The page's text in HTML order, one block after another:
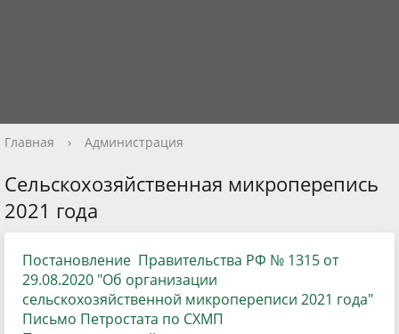
Главная › Администрация
Сельскохозяйственная микроперепись
2021 года
Постановление Правительства РФ № 1315 от
29.08.2020 "Об организации
сельскохозяйственной микропереписи 2021 года"
Письмо Петростата по СХМП